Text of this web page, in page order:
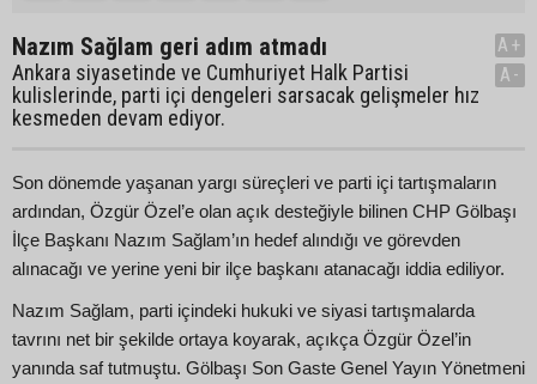
Nazım Sağlam geri adım atmadı
Ankara siyasetinde ve Cumhuriyet Halk Partisi
kulislerinde, parti içi dengeleri sarsacak gelişmeler hız
kesmeden devam ediyor.
A+
A-
Son dönemde yaşanan yargı süreçleri ve parti içi tartışmaların
ardından, Özgür Özel’e olan açık desteğiyle bilinen CHP Gölbaşı
İlçe Başkanı Nazım Sağlam’ın hedef alındığı ve görevden
alınacağı ve yerine yeni bir ilçe başkanı atanacağı iddia ediliyor.
Nazım Sağlam, parti içindeki hukuki ve siyasi tartışmalarda
tavrını net bir şekilde ortaya koyarak, açıkça Özgür Özel’in
yanında saf tutmuştu. Gölbaşı Son Gaste Genel Yayın Yönetmeni